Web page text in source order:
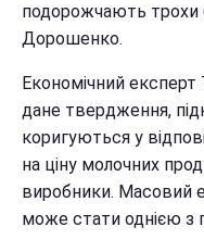
подорожчають трохи
Дорошенко.
Економічний експерт
дане твердження,
коригуються у
на ціну молочних
виробники. Масовий
може стати однією з